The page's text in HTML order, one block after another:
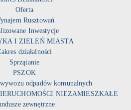
Oferta
Rusztowań
Inwestycje
I ZIELEŃ MIASTA
działalności
Sprzątanie
PSZOK
odpadów komunalnych
NIEZAMIESZKAŁE
zewnętrzne